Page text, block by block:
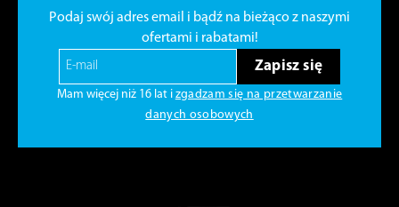
Podaj swój adres email i bądź na bieżąco z naszymi
ofertami i rabatami!
Zapisz się
Mam więcej niż 16 lat i zgadzam się na przetwarzanie
danych osobowych